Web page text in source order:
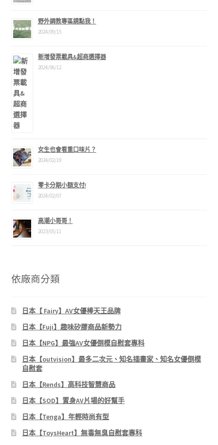
野外調教專區請點我！
2024/09/15
新增發票載具&超商選擇器
2024/06/12
女生也會看重口味片？
2024/02/19
零卡分期小額支付!
2024/02/07
高潮小哥哥！
2023/05/11
依廠商分類
日本【 Fairy】AV女優棒天王品牌
日本【Fuji】趣味矽膠商品新勢力
日本【NPG】最強AV女優倒模自慰套專科
日本【outvision】最多二次元、知名插畫家、知名女優倒模
自慰套
日本【Rends】高科技智慧商品
日本【SOD】置身AV片場的好幫手
日本【Tenga】年輕時尚有型
日本【ToysHeart】無毒無臭自慰套專科